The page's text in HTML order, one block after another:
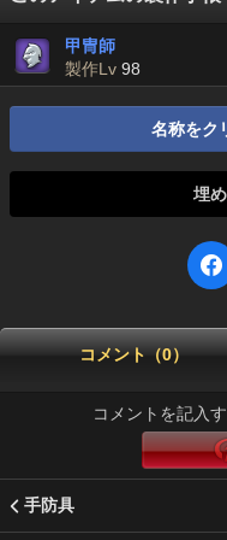
甲冑師
製作Lv 98
名称をク
埋
コメント（0）
コメントを記入
手防具